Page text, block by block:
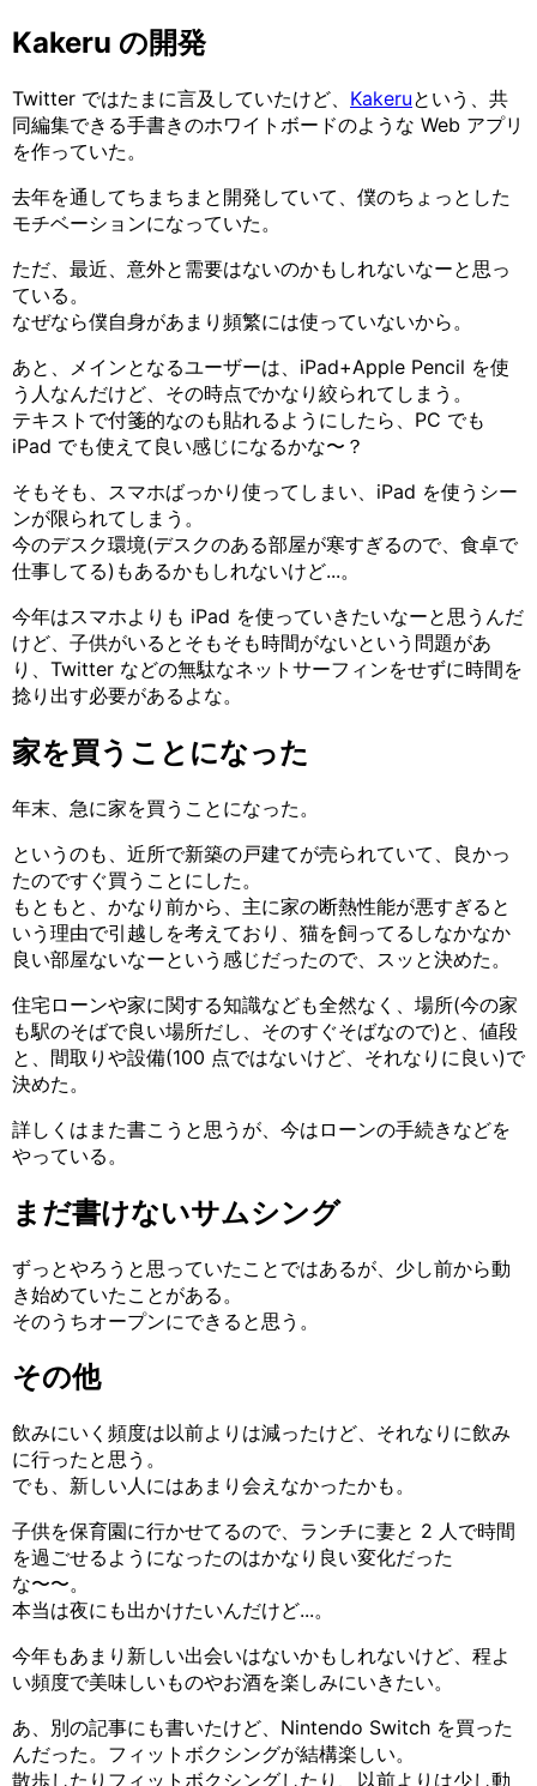
Kakeru の開発
Twitter ではたまに言及していたけど、 Kakeruという、共
同編集できる手書きのホワイトボードのような Web アプリ
を作っていた。
去年を通してちまちまと開発していて、僕のちょっとした
モチベーションになっていた。
ただ、最近、意外と需要はないのかもしれないなーと思っ
ている。
なぜなら僕自身があまり頻繁には使っていないから。
あと、メインとなるユーザーは、iPad+Apple Pencil を使
う人なんだけど、その時点でかなり絞られてしまう。
テキストで付箋的なのも貼れるようにしたら、PC でも
iPad でも使えて良い感じになるかな〜？
そもそも、スマホばっかり使ってしまい、iPad を使うシー
ンが限られてしまう。
今のデスク環境(デスクのある部屋が寒すぎるので、食卓で
仕事してる)もあるかもしれないけど...。
今年はスマホよりも iPad を使っていきたいなーと思うんだ
けど、子供がいるとそもそも時間がないという問題があ
り、Twitter などの無駄なネットサーフィンをせずに時間を
捻り出す必要があるよな。
家を買うことになった
年末、急に家を買うことになった。
というのも、近所で新築の戸建てが売られていて、良かっ
たのですぐ買うことにした。
もともと、かなり前から、主に家の断熱性能が悪すぎると
いう理由で引越しを考えており、猫を飼ってるしなかなか
良い部屋ないなーという感じだったので、スッと決めた。
住宅ローンや家に関する知識なども全然なく、場所(今の家
も駅のそばで良い場所だし、そのすぐそばなので)と、値段
と、間取りや設備(100 点ではないけど、それなりに良い)で
決めた。
詳しくはまた書こうと思うが、今はローンの手続きなどを
やっている。
まだ書けないサムシング
ずっとやろうと思っていたことではあるが、少し前から動
き始めていたことがある。
そのうちオープンにできると思う。
その他
飲みにいく頻度は以前よりは減ったけど、それなりに飲み
に行ったと思う。
でも、新しい人にはあまり会えなかったかも。
子供を保育園に行かせてるので、ランチに妻と 2 人で時間
を過ごせるようになったのはかなり良い変化だった
な〜〜。
本当は夜にも出かけたいんだけど...。
今年もあまり新しい出会いはないかもしれないけど、程よ
い頻度で美味しいものやお酒を楽しみにいきたい。
あ、別の記事にも書いたけど、Nintendo Switch を買った
んだった。フィットボクシングが結構楽しい。
散歩したりフィットボクシングしたり、以前よりは少し動